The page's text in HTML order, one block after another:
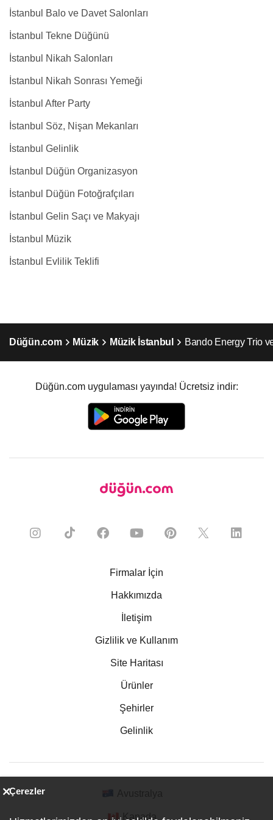
İstanbul Balo ve Davet Salonları
İstanbul Tekne Düğünü
İstanbul Nikah Salonları
İstanbul Nikah Sonrası Yemeği
İstanbul After Party
İstanbul Söz, Nişan Mekanları
İstanbul Gelinlik
İstanbul Düğün Organizasyon
İstanbul Düğün Fotoğrafçıları
İstanbul Gelin Saçı ve Makyajı
İstanbul Müzik
İstanbul Evlilik Teklifi
Düğün.com Müzik Müzik İstanbul Bando Energy Trio
Düğün.com uygulaması yayında! Ücretsiz indir:
Firmalar İçin
Hakkımızda
İletişim
Gizlilik ve Kullanım
Site Haritası
Ürünler
Şehirler
Gelinlik
Kanada
Çerezler